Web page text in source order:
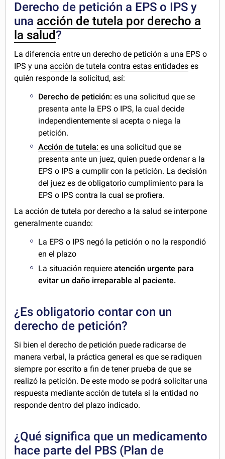
Derecho de petición a EPS o IPS y
una acción de tutela por derecho a
la salud?
La diferencia entre un derecho de petición a una EPS o
IPS y una acción de tutela contra estas entidades es
quién responde la solicitud, así:
Derecho de petición:es una solicitud que se
presenta ante la EPS o IPS, la cual decide
independientemente si acepta o niega la
petición.
Acción de tutela:es una solicitud que se
presenta ante un juez, quien puede ordenar a la
EPS o IPS a cumplir con la petición. La decisión
del juez es de obligatorio cumplimiento para la
EPS o IPS contra la cual se profiera.
La acción de tutela por derecho a la salud se interpone
generalmente cuando:
La EPS o IPS negó la petición o no la respondió
en el plazo
La situación requiereatención urgente para
evitar un daño irreparable al paciente.
¿Es obligatorio contar con un
derecho de petición?
Si bien el derecho de petición puede radicarse de
manera verbal, la práctica general es que se radiquen
siempre por escrito a fin de tener prueba de que se
realizó la petición. De este modo se podrá solicitar una
respuesta mediante acción de tutela si la entidad no
responde dentro del plazo indicado.
¿Qué significa que un medicamento
hace parte del PBS (Plan de